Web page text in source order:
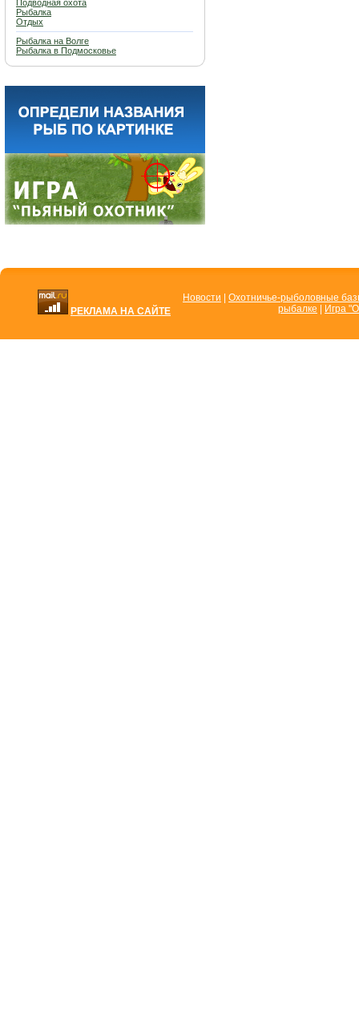
Подводная охота
Рыбалка
Отдых
Рыбалка на Волге
Рыбалка в Подмосковье
РЕКЛАМА НА САЙТЕ
Новости
Охотничье-рыболовные
рыбалке
Игра